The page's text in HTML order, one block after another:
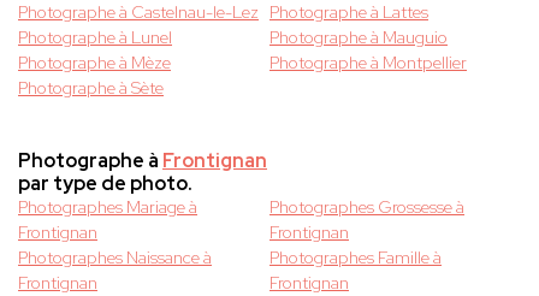
Photographe à Castelnau-le-Lez
Photographe à Lattes
Photographe à Lunel
Photographe à Mauguio
Photographe à Mèze
Photographe à Montpellier
Photographe à Sète
Photographe à Frontignan
par type de photo.
Photographes Mariage à
Frontignan
Photographes Grossesse à
Frontignan
Photographes Naissance à
Frontignan
Photographes Famille à
Frontignan